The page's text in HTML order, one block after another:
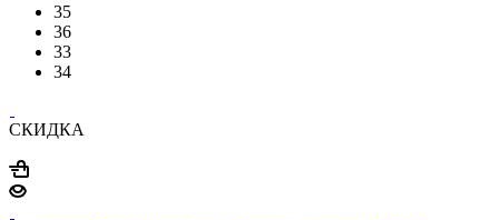
35
36
33
34
СКИДКА